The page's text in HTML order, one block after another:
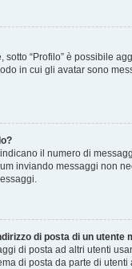
“Profilo” è possibile
in cui gli avatar sono
il numero di
inviando messaggi non
di posta di un
di posta ad altri utenti
di posta da parte di utenti